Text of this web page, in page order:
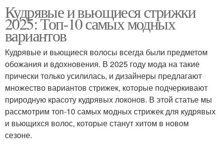
Кудрявые и вьющиеся стрижки
2025: Топ-10 самых модных
вариантов
Кудрявые и вьющиеся волосы всегда были предметом
обожания и вдохновения. В 2025 году мода на такие
прически только усилилась, и дизайнеры предлагают
множество вариантов стрижек, которые подчеркивают
природную красоту кудрявых локонов. В этой статье мы
рассмотрим топ-10 самых модных стрижек для кудрявых
и вьющихся волос, которые станут хитом в новом
сезоне.